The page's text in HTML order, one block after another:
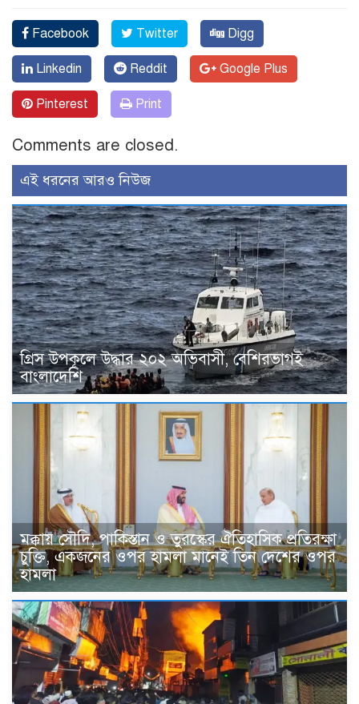
Facebook Twitter Digg
Linkedin Reddit Google Plus
Pinterest Print
Comments are closed.
এই ধরনের আরও নিউজ
গ্রিস উপকূলে উদ্ধার ২০২ অভিবাসী, বেশিরভাগই
বাংলাদেশি
মক্কায় সৌদি, পাকিস্তান ও তুরস্কের ঐতিহাসিক প্রতিরক্ষা
চুক্তি, একজনের ওপর হামলা মানেই তিন দেশের ওপর
হামলা